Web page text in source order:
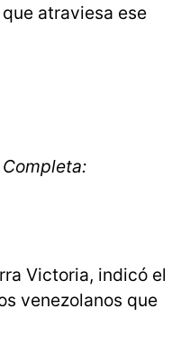
atraviesa ese
Victoria, indicó el
venezolanos que